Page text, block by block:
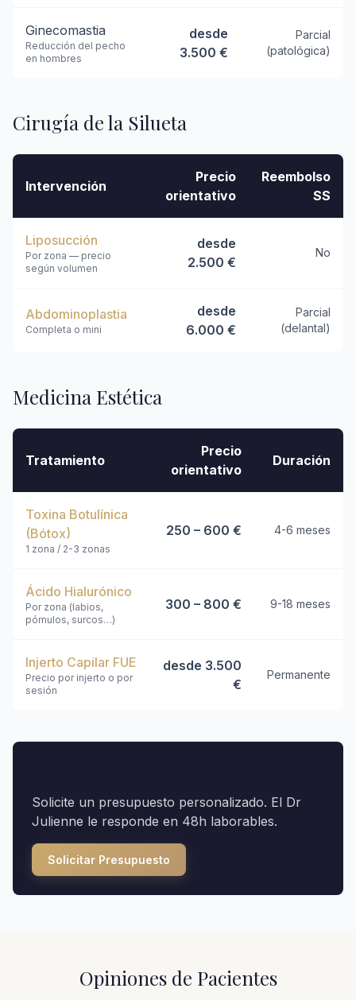
Ginecomastia
Reducción del pecho
en hombres
desde
3.500 €
Parcial
(patológica)
Cirugía de la Silueta
Intervención
Precio
orientativo
Reembolso
SS
Liposucción
Por zona — precio
según volumen
desde
2.500 €
No
Abdominoplastia
Completa o mini
desde
6.000 €
Parcial
(delantal)
Medicina Estética
Tratamiento
Precio
orientativo
Duración
Toxina Botulínica
(Bótox)
1 zona / 2-3 zonas
250 – 600 € 4-6 meses
Ácido Hialurónico
Por zona (labios,
pómulos, surcos…)
300 – 800 € 9-18 meses
Injerto Capilar FUE
Precio por injerto o por
sesión
desde 3.500
€
Permanente
Solicite un presupuesto personalizado. El Dr
Julienne le responde en 48h laborables.
Solicitar Presupuesto
Opiniones de Pacientes